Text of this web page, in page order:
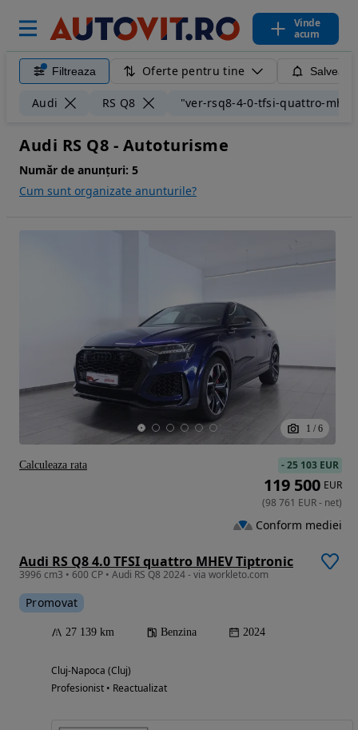
Vinde
acum
Filtreaza Oferte pentru tine
Audi RS Q8 "ver-rsq8-4-0-tfsi-quattro-
Audi RS Q8 - Autoturisme
Număr de anunțuri: 5
Cum sunt organizate anunturile?
1 / 6
Audi RS Q8 4.0 TFSI quattro MHEV Tiptronic
3996 cm3 • 600 CP • Audi RS Q8 2024 - via workleto.com
Promovat
27 139 km Benzina 2024
Cluj-Napoca (Cluj)
Profesionist • Reactualizat
-25 103 EUR
119 500 EUR
(98 761 EUR- net)
Conform mediei
Calculeaza rata